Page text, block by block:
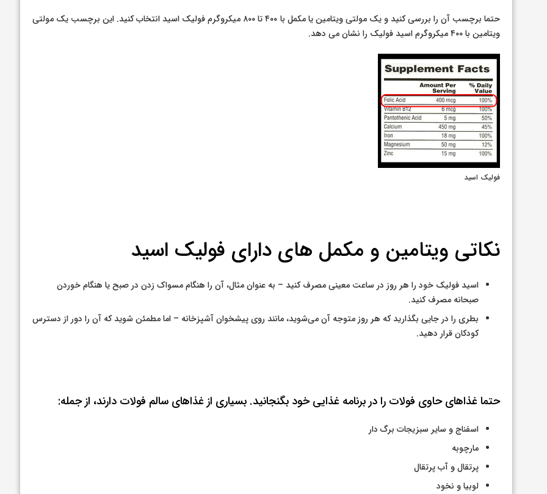
حتما برچسب آن را بررسی کنید و یک مولتی ویتامین یا مکمل با ۴۰۰ تا ۸۰۰ میکروگرم فولیک اسید انتخاب کنید. این برچسب یک مولتی
ویتامین با ۴۰۰ میکروگرم اسید فولیک را نشان می دهد.
فولیک اسید
نکاتی ویتامین و مکمل های دارای فولیک اسید
اسید فولیک خود را هر روز در ساعت معینی مصرف کنید – به عنوان مثال، آن را هنگام مسواک زدن در صبح یا هنگام خوردن
صبحانه مصرف کنید.
بطری را در جایی بگذارید که هر روز متوجه آن می‌شوید، مانند روی پیشخوان آشپزخانه – اما مطمئن شوید که آن را دور از دسترس
کودکان قرار دهید.
حتما غذاهای حاوی فولات را در برنامه غذایی خود بگنجانید. بسیاری از غذاهای سالم فولات دارند، از جمله:
اسفناج و سایر سبزیجات برگ دار
مارچوبه
پرتقال و آب پرتقال
لوبیا و نخود